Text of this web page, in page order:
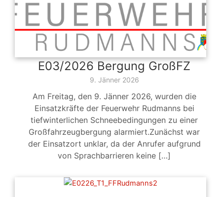
E03/2026 Bergung GroßFZ
9. Jänner 2026
Am Freitag, den 9. Jänner 2026, wurden die
Einsatzkräfte der Feuerwehr Rudmanns bei
tiefwinterlichen Schneebedingungen zu einer
Großfahrzeugbergung alarmiert.Zunächst war
der Einsatzort unklar, da der Anrufer aufgrund
von Sprachbarrieren keine […]